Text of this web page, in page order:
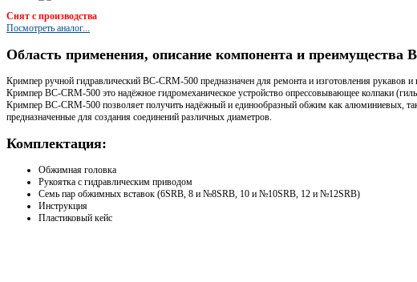
Снят с производства
Посмотреть аналог...
Область применения, описание компонента и преимущества
Кримпер ручной гидравлический BC-CRM-500 предназначен для ремонта и изготовления рукавов
Кримпер BC-CRM-500 это надёжное гидромеханическое устройство опрессовывающее колпаки
Кримпер BC-CRM-500 позволяет получить надёжный и единообразный обжим как алюминиевых,
предназначенные для создания соединений различных диаметров.
Комплектация:
Обжимная головка
Рукоятка с гидравлическим приводом
Семь пар обжимных вставок (6SRB, 8 и №8SRB, 10 и №10SRB, 12 и №12SRB)
Инструкция
Пластиковый кейс